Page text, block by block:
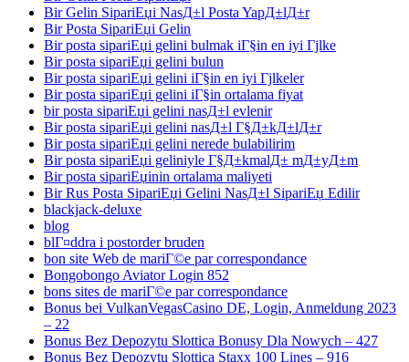
Bir Gelin SipariЕџi NasД±l Posta YapД±lД±r
Bir Posta SipariЕџi Gelin
Bir posta sipariЕџi gelini bulmak iГ§in en iyi Гјlke
Bir posta sipariЕџi gelini bulun
Bir posta sipariЕџi gelini iГ§in en iyi Гјlkeler
Bir posta sipariЕџi gelini iГ§in ortalama fiyat
bir posta sipariЕџi gelini nasД±l evlenir
Bir posta sipariЕџi gelini nasД±l Г§Д±kД±lД±r
Bir posta sipariЕџi gelini nerede bulabilirim
Bir posta sipariЕџi geliniyle Г§Д±kmalД± mД±yД±m
Bir posta sipariЕџinin ortalama maliyeti
Bir Rus Posta SipariЕџi Gelini NasД±l SipariЕџ Edilir
blackjack-deluxe
blog
blГ¤ddra i postorder bruden
bon site Web de mariГ©e par correspondance
Bongobongo Aviator Login 852
bons sites de mariГ©e par correspondance
Bonus bei VulkanVegasCasino DE, Login, Anmeldung 2023
– 22
Bonus Bez Depozytu Slottica Bonusy Dla Nowych – 427
Bonus Bez Depozytu Slottica Staxx 100 Lines – 916